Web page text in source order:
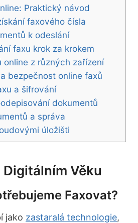
Praktický návod
faxového čísla
k odeslání
faxu krok za krokem
online z různých zařízení
bezpečnost online faxů
a šifrování
dokumentů
a správa
úložišti
Digitálním Věku
Faxovat?
jako zastaralá technologie,